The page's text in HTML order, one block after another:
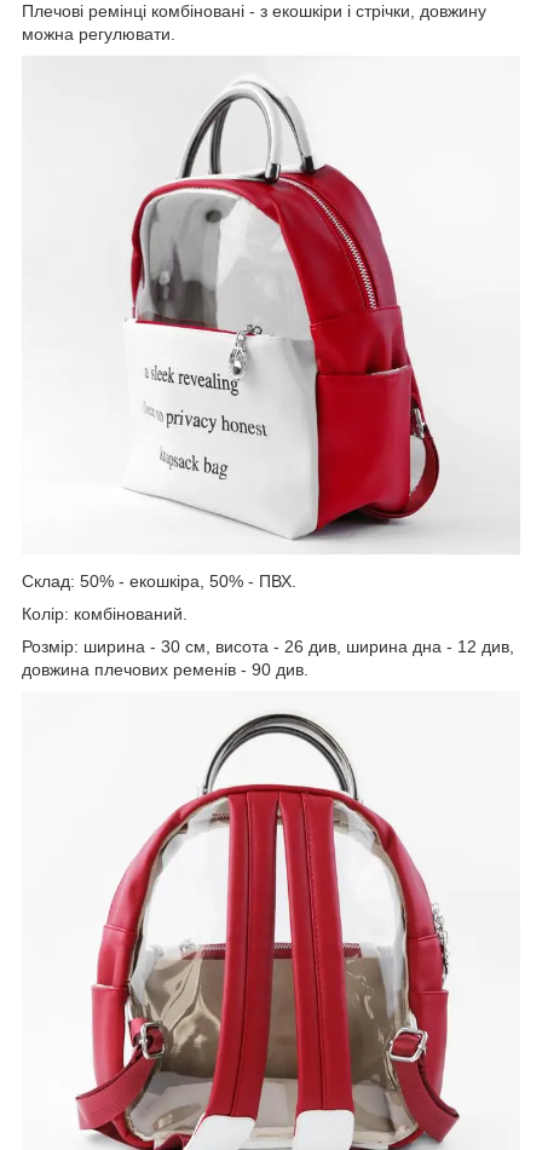
Плечові ремінці комбіновані - з екошкіри і стрічки, довжину
можна регулювати.
Склад: 50% - екошкіра, 50% - ПВХ.
Колір: комбінований.
Розмір: ширина - 30 см, висота - 26 див, ширина дна - 12 див,
довжина плечових ременів - 90 див.